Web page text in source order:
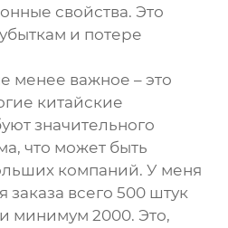
свойства. Это
и потере
менее важное – это
китайские
значительного
что может быть
компаний. У меня
заказа всего 500 штук
минимум 2000. Это,